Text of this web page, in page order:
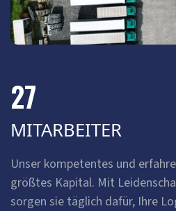
27
MITARBEITER
Unser kompetentes und
größtes Kapital. Mit
sorgen sie täglich dafür, Ihre